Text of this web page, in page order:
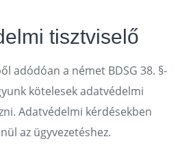
tisztviselő
adódóan a német BDSG 38. §-
kötelesek adatvédelmi
Adatvédelmi kérdésekben
az ügyvezetéshez.